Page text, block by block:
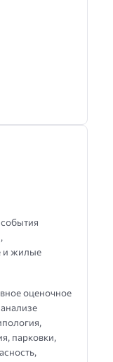
и жилые
оценочное
парковки,